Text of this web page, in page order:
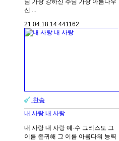
님 가장 강하신 주님 가장 아름다우
신 ...
21.04.18.14:441162
찬송
내 사랑 내 사랑
내 사랑 내 사랑 예-수 그리스도 그
이름 존귀해 그 이름 아름다워 능력